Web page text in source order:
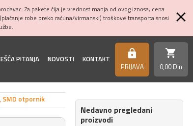
Za pakete čija je vrednost manja od ovog iznosa, cena
(plaćanje robe preko računa/virmanski) troškove transporta snosi
PITANJA NOVOSTI KONTAKT https
PRIJAVA
shopping_cart
0,00 Din
SMD otpornik
Nedavno pregledani
proizvodi